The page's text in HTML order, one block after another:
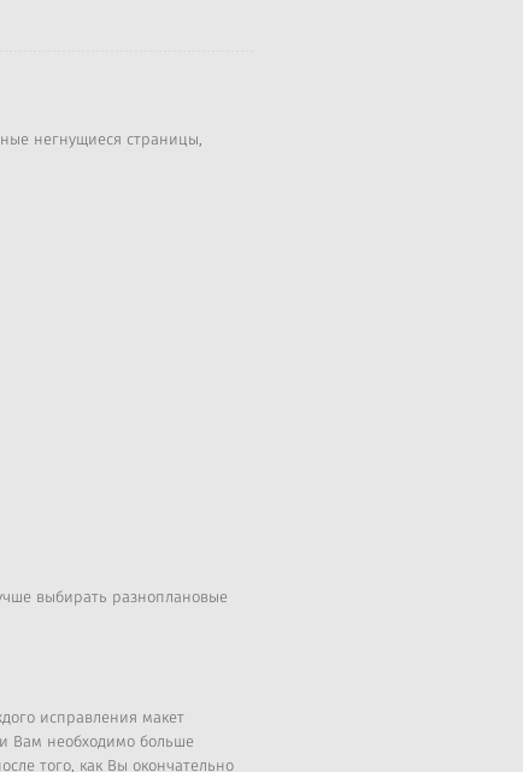
негнущиеся страницы,
выбирать разноплановые
исправления макет
Вам необходимо больше
того, как Вы окончательно